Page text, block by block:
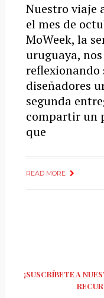
Nuestro viaje
el mes de
MoWeek, la
uruguaya,
reflexionando
diseñadores
segunda
compartir un
que
READ MORE
¡SUSCRÍBETE A